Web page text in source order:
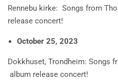
Rennebu kirke: Songs from
release concert!
October 25, 2023
Dokkhuset, Trondheim: Songs
album release concert!